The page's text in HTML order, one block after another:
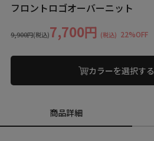
フロントロゴオーバーニット
9,900円(税込)7,700円 (税込) 22%OFF
カラーを選択する
商品詳細